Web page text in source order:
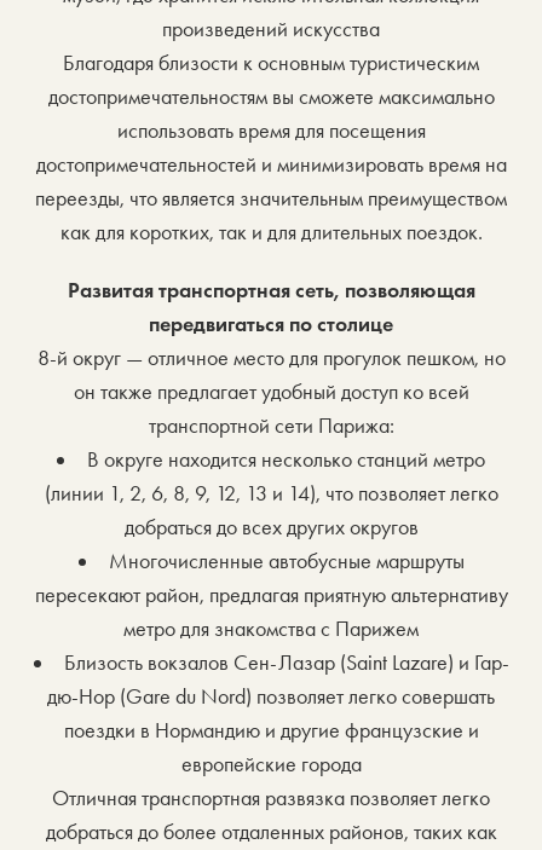
произведений искусства
Благодаря близости к основным туристическим
достопримечательностям вы сможете максимально
использовать время для посещения
достопримечательностей и минимизировать время на
переезды, что является значительным преимуществом
как для коротких, так и для длительных поездок.
Развитая транспортная сеть, позволяющая
передвигаться по столице
8-й округ — отличное место для прогулок пешком, но
он также предлагает удобный доступ ко всей
транспортной сети Парижа:
В округе находится несколько станций метро
(линии 1, 2, 6, 8, 9, 12, 13 и 14), что позволяет легко
добраться до всех других округов
Многочисленные автобусные маршруты
пересекают район, предлагая приятную альтернативу
метро для знакомства с Парижем
Близость вокзалов Сен-Лазар (Saint Lazare) и Гар-
дю-Нор (Gare du Nord) позволяет легко совершать
поездки в Нормандию и другие французские и
европейские города
Отличная транспортная развязка позволяет легко
добраться до более отдаленных районов, таких как